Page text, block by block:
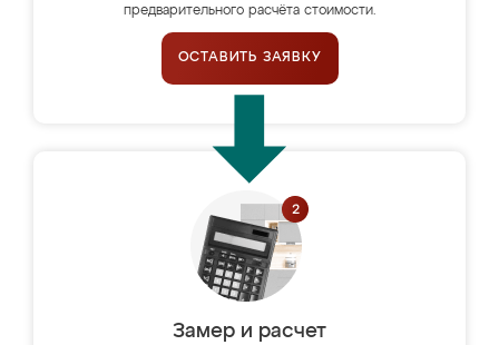
предварительного расчёта стоимости.
ОСТАВИТЬ ЗАЯВКУ
Замер и расчет